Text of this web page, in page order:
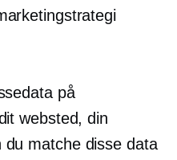
på
websted, din
du matche disse data